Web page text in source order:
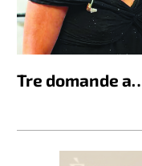
Tre domande